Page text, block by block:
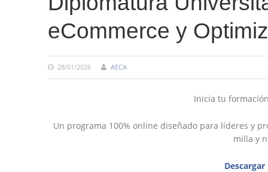
eCommerce y
28/01/2026 AECA
Inicia tu
Un programa 100% online diseñado para líderes y
milla y